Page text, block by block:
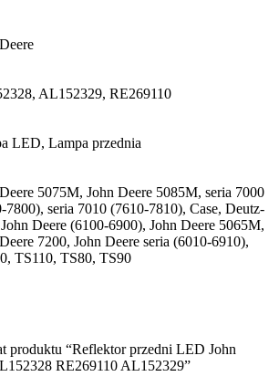
AL152329, RE269110
LED, Lampa przednia
5075M, John Deere 5085M, seria 7000
7800), seria 7010 (7610-7810), Case, Deutz-
Deere (6100-6900), John Deere 5065M,
7200, John Deere seria (6010-6910),
TS110, TS80, TS90
produktu “Reflektor przedni LED John
RE269110 AL152329”